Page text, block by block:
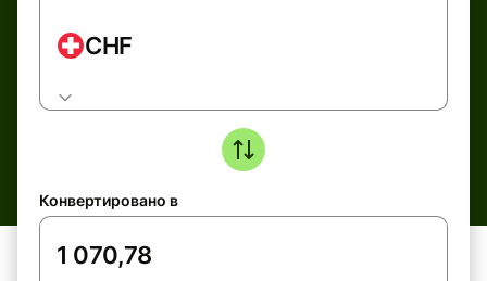
CHF
Конвертировано в